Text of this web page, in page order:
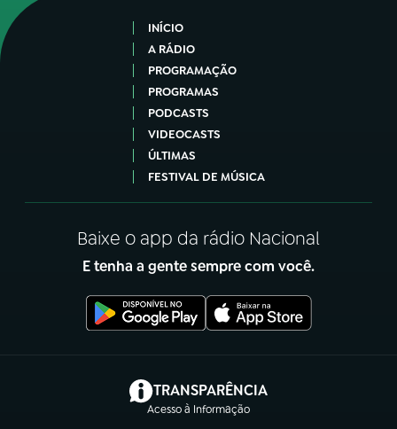
INÍCIO
A RÁDIO
PROGRAMAÇÃO
PROGRAMAS
PODCASTS
VIDEOCASTS
ÚLTIMAS
FESTIVAL DE MÚSICA
Baixe o app da rádio Nacional
E tenha a gente sempre com você.
TRANSPARÊNCIA
Acesso à Informação
(abre em nova aba)